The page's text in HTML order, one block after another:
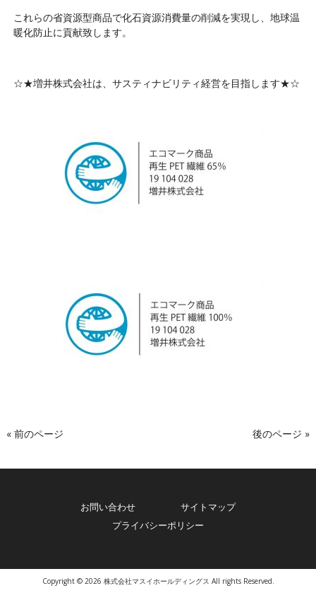
これらの省資源型商品で化石資源消費量の削減を実現し、地球温
暖化防止に貢献致します。
☆★増井株式会社は、サスティナビリティ経営を目指します★☆
« 前のページ 後のページ »
お問い合わせ
サイトマップ
プライバシーポリシー
Copyright © 2026 株式会社マスイホールディングス All rights Reserved.